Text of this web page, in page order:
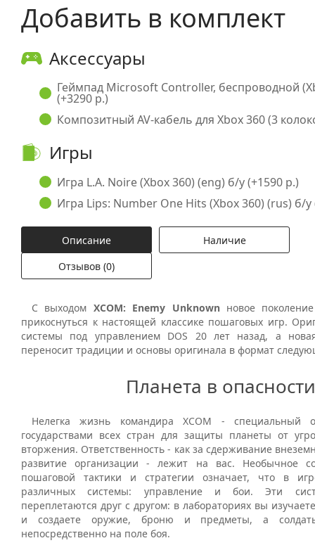
Добавить в комплект
Аксессуары
Геймпад Microsoft Controller, беспроводной
(+3290 р.)
Композитный AV-кабель для Xbox 360 (3
Игры
Игра L.A. Noire (Xbox 360) (eng) б/у (+1590 р.)
Игра Lips: Number One Hits (Xbox 360) (rus) б/у
Описание
Наличие
Отзывов (0)
С выходом XCOM: Enemy Unknown новое
прикоснуться к настоящей классике пошаговых игр.
системы под управлением DOS 20 лет назад, а
переносит традиции и основы оригинала в формат
Планета в опасности
Нелегка жизнь командира XCOM - специальный
государствами всех стран для защиты планеты от
вторжения. Ответственность - как за сдерживание
развитие организации - лежит на вас. Необычное
пошаговой тактики и стратегии означает, что в
различных системы: управление и бои. Эти
переплетаются друг с другом: в лабораториях вы
и создаете оружие, броню и предметы, а
непосредственно на поле боя.